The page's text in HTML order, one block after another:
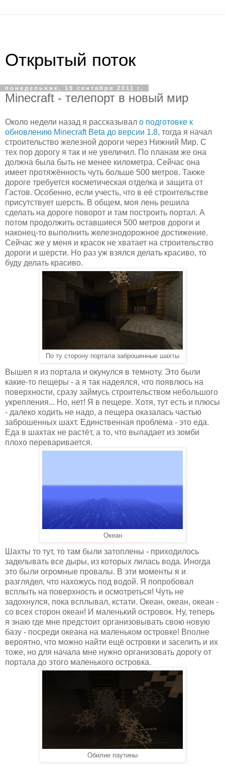
Открытый поток
понедельник, 19 сентября 2011 г.
Minecraft - телепорт в новый мир
Около недели назад я рассказывал о подготовке к
обновлению Minecraft Beta до версии 1.8, тогда я начал
строительство железной дороги через Нижний Мир. С
тех пор дорогу я так и не увеличил. По планам же она
должна была быть не менее километра. Сейчас она
имеет протяжённость чуть больше 500 метров. Также
дороге требуется косметическая отделка и защита от
Гастов. Особенно, если учесть, что в её строительстве
присутствует шерсть. В общем, моя лень решила
сделать на дороге поворот и там построить портал. А
потом продолжить оставшиеся 500 метров дороги и
наконец-то выполнить железнодорожное достижение.
Сейчас же у меня и красок не хватает на строительство
дороги и шерсти. Но раз уж взялся делать красиво, то
буду делать красиво.
По ту сторону портала заброшенные шахты
Вышел я из портала и окунулся в темноту. Это были
какие-то пещеры - а я так надеялся, что появлюсь на
поверхности, сразу займусь строительством небольшого
укрепления... Но, нет! Я в пещере. Хотя, тут есть и плюсы
- далеко ходить не надо, а пещера оказалась частью
заброшенных шахт. Единственная проблема - это еда.
Еда в шахтах не растёт, а то, что выпадает из зомби
плохо переваривается.
Океан
Шахты то тут, то там были затоплены - приходилось
заделывать все дыры, из которых лилась вода. Иногда
это были огромные провалы. В эти моменты я и
разглядел, что нахожусь под водой. Я попробовал
всплыть на поверхность и осмотреться! Чуть не
задохнулся, пока всплывал, кстати. Океан, океан, океан -
со всех сторон океан! И маленький островок. Ну, теперь
я знаю где мне предстоит организовывать свою новую
базу - посреди океана на маленьком островке! Вполне
вероятно, что можно найти ещё островки и заселить и их
тоже, но для начала мне нужно организовать дорогу от
портала до этого маленького островка.
Обилие паутины